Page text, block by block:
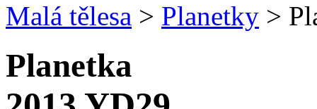
Malá tělesa > Planetky >
Planetka